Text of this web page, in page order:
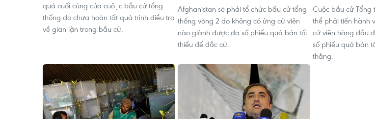
quả cuối cùng của cuộc bầu cử tổng
thống do chưa hoàn tất quá trình điều tra
về gian lận trong bầu cử.
Afghanistan sẽ phải tổ chức bầu cử tổng
thống vòng 2 do không có ửng cử viên
nào giành được đa số phiếu quá bán tối
thiểu để đắc cử.
Cuộc bầu cử Tổng
thể phải tiến hành
cử viên hàng đầu
số phiếu quá bán
thắng.